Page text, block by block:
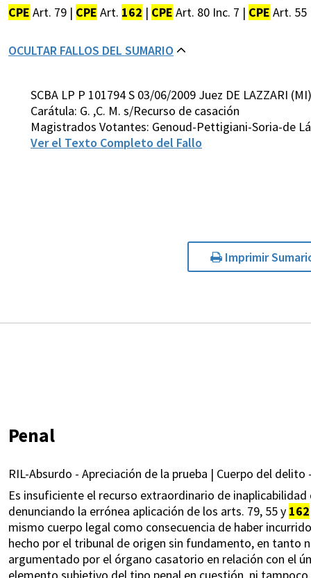
CPE Art. 79 | CPE Art. 162 | CPE Art. 80 Inc. 7 | CPE Art.
OCULTAR FALLOS DEL SUMARIO
SCBA LP P 101794 S 03/06/2009 Juez DE LAZZARI (MI)
Carátula: G. ,C. M. s/Recurso de casación
Magistrados Votantes: Genoud-Pettigiani-Soria-de
Ver el Texto Completo del Fallo
Imprimir
Penal
RIL-Absurdo - Apreciación de la prueba | Cuerpo del
Es insuficiente el recurso extraordinario de
denunciando la errónea aplicación de los arts. 79, 55 y 162
mismo cuerpo legal como consecuencia de haber
hecho por el tribunal de origen sin fundamento, en tanto
argumentado por el órgano casatorio en relación con el